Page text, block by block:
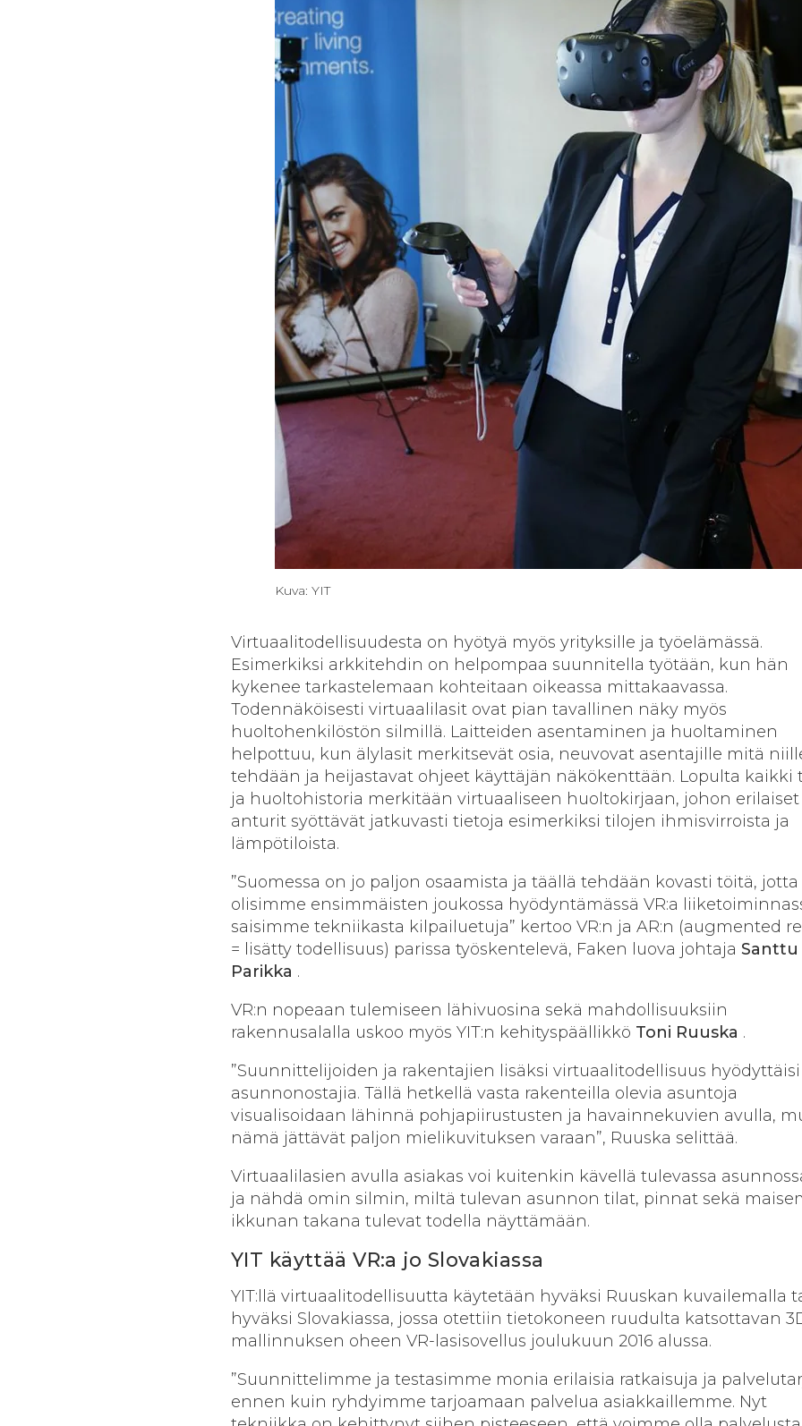
Kuva: YIT
Virtuaalitodellisuudesta on hyötyä myös yrityksille ja työelämässä.
Esimerkiksi arkkitehdin on helpompaa suunnitella työtään, kun hän
kykenee tarkastelemaan kohteitaan oikeassa mittakaavassa.
Todennäköisesti virtuaalilasit ovat pian tavallinen näky myös
huoltohenkilöstön silmillä. Laitteiden asentaminen ja huoltaminen
helpottuu, kun älylasit merkitsevät osia, neuvovat asentajille mitä
tehdään ja heijastavat ohjeet käyttäjän näkökenttään. Lopulta kaikki
ja huoltohistoria merkitään virtuaaliseen huoltokirjaan, johon erilaiset
anturit syöttävät jatkuvasti tietoja esimerkiksi tilojen ihmisvirroista ja
lämpötiloista.
”Suomessa on jo paljon osaamista ja täällä tehdään kovasti töitä, jotta
olisimme ensimmäisten joukossa hyödyntämässä VR:a
saisimme tekniikasta kilpailuetuja” kertoo VR:n ja AR:n (augmented
= lisätty todellisuus) parissa työskentelevä, Faken luova johtaja Santtu
Parikka .
VR:n nopeaan tulemiseen lähivuosina sekä mahdollisuuksiin
rakennusalalla uskoo myös YIT:n kehityspäällikkö Toni Ruuska .
”Suunnittelijoiden ja rakentajien lisäksi virtuaalitodellisuus hyödyttäisi
asunnonostajia. Tällä hetkellä vasta rakenteilla olevia asuntoja
visualisoidaan lähinnä pohjapiirustusten ja havainnekuvien avulla,
nämä jättävät paljon mielikuvituksen varaan”, Ruuska selittää.
Virtuaalilasien avulla asiakas voi kuitenkin kävellä tulevassa
ja nähdä omin silmin, miltä tulevan asunnon tilat, pinnat sekä
ikkunan takana tulevat todella näyttämään.
YIT käyttää VR:a jo Slovakiassa
YIT:llä virtuaalitodellisuutta käytetään hyväksi Ruuskan kuvailemalla
hyväksi Slovakiassa, jossa otettiin tietokoneen ruudulta katsottavan
mallinnuksen oheen VR-lasisovellus joulukuun 2016 alussa.
”Suunnittelimme ja testasimme monia erilaisia ratkaisuja ja
ennen kuin ryhdyimme tarjoamaan palvelua asiakkaillemme. Nyt